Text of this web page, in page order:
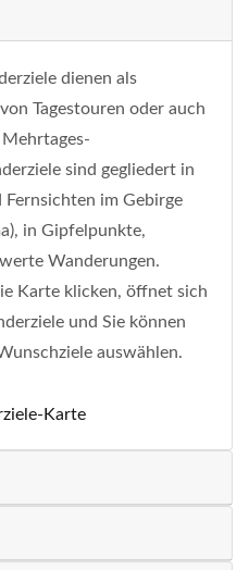
dienen als
Tagestouren oder auch
sind gegliedert in
Fernsichten im Gebirge
in Gipfelpunkte,
Wanderungen.
Karte klicken, öffnet sich
und Sie können
auswählen.